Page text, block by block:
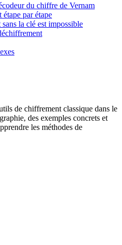
du chiffre de Vernam
par étape
la clé est impossible
de chiffrement classique dans le
des exemples concrets et
les méthodes de